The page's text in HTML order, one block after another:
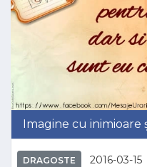
Imagine cu inimioare
DRAGOSTE 2016-03-15